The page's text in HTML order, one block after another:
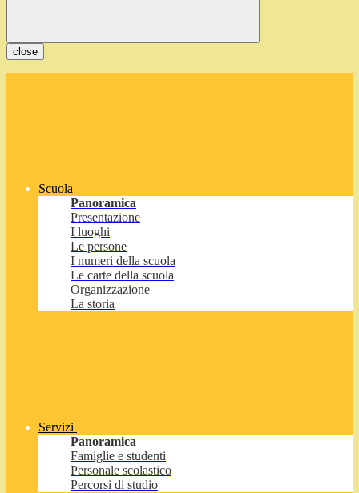
close
Scuola
Panoramica
Presentazione
I luoghi
Le persone
I numeri della scuola
Le carte della scuola
Organizzazione
La storia
Servizi
Panoramica
Famiglie e studenti
Personale scolastico
Percorsi di studio